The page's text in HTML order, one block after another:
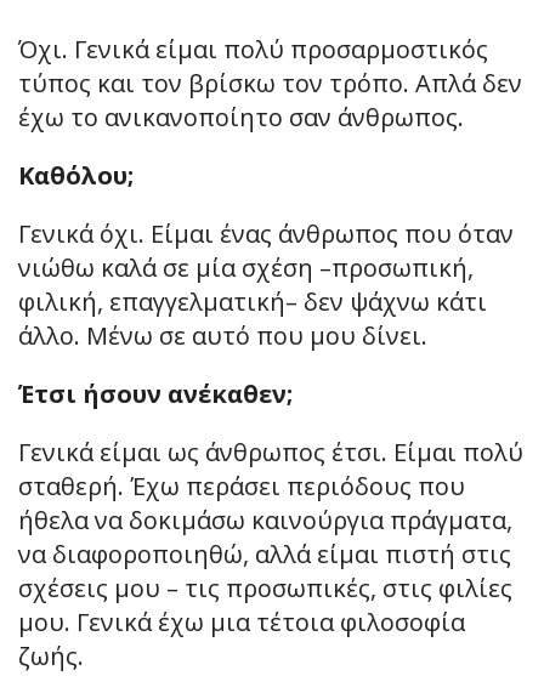
Όχι. Γενικά είμαι πολύ προσαρμοστικός
τύπος και τον βρίσκω τον τρόπο. Απλά δεν
έχω το ανικανοποίητο σαν άνθρωπος.
Καθόλου;
Γενικά όχι. Είμαι ένας άνθρωπος που όταν
νιώθω καλά σε μία σχέση –προσωπική,
φιλική, επαγγελματική– δεν ψάχνω κάτι
άλλο. Μένω σε αυτό που μου δίνει.
Έτσι ήσουν ανέκαθεν;
Γενικά είμαι ως άνθρωπος έτσι. Είμαι πολύ
σταθερή. Έχω περάσει περιόδους που
ήθελα να δοκιμάσω καινούργια πράγματα,
να διαφοροποιηθώ, αλλά είμαι πιστή στις
σχέσεις μου – τις προσωπικές, στις φιλίες
μου. Γενικά έχω μια τέτοια φιλοσοφία
ζωής.